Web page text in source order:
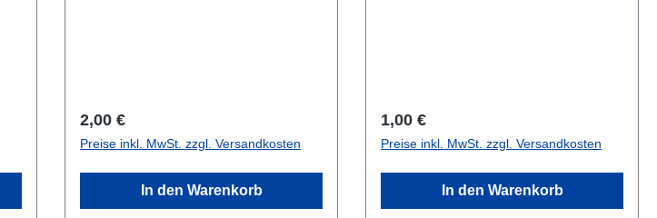
Regulärer Preis:
2,00 €
Preise inkl. MwSt. zzgl. Versandkosten
In den Warenkorb
Regulärer Preis:
1,00 €
Preise inkl. MwSt. zzgl. Versandkosten
In den Warenkorb